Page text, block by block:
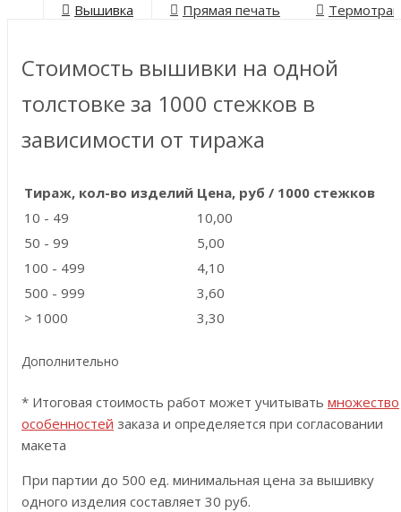
Вышивка Прямая печать
Стоимость вышивки на одной
толстовке за 1000 стежков в
зависимости от тиража
Тираж, кол-во изделий Цена, руб / 1000 стежков
10 - 49
10,00
50 - 99
5,00
100 - 499
4,10
500 - 999
3,60
> 1000
3,30
Дополнительно
* Итоговая стоимость работ может учитывать множество
особенностей заказа и определяется при согласовании
макета
При партии до 500 ед. минимальная цена за вышивку
одного изделия составляет 30 руб.